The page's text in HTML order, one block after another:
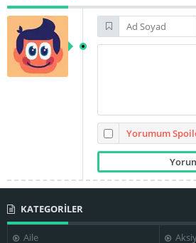
Yorumum
KATEGORİLER
Aile